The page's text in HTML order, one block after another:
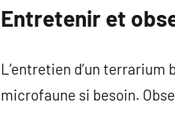
Entretenir et
L’entretien d’un
microfaune si besoin.